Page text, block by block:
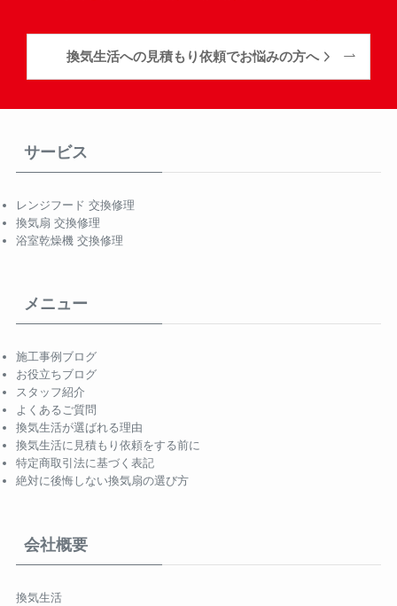
換気生活への見積もり依頼でお悩みの方へ
サービス
レンジフード 交換修理
換気扇 交換修理
浴室乾燥機 交換修理
メニュー
施工事例ブログ
お役立ちブログ
スタッフ紹介
よくあるご質問
換気生活が選ばれる理由
換気生活に見積もり依頼をする前に
特定商取引法に基づく表記
絶対に後悔しない換気扇の選び方
会社概要
換気生活